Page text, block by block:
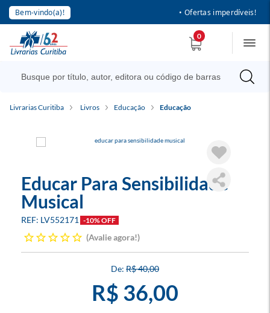
Bem-vindo(a)! • Ofertas imperdíveis!
0
Livrarias Curitiba Livros Educação Educação
Educar Para Sensibilidade
Musical
LV552171 -10% OFF
Avalie agora!
R$ 40,00
R$ 36,00